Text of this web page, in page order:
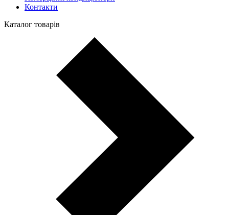
Контакти
Каталог товарів